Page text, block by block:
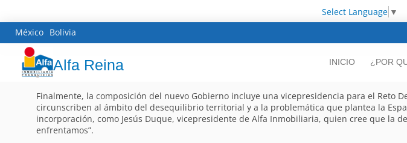
Select Language ▼
México Bolivia
Alfa Reina INICIO ¿POR
Finalmente, la composición del nuevo Gobierno incluye una vicepresidencia para el Reto
circunscriben al ámbito del desequilibrio territorial y a la problemática que plantea la
incorporación, como Jesús Duque, vicepresidente de Alfa Inmobiliaria, quien cree que la
enfrentamos”.